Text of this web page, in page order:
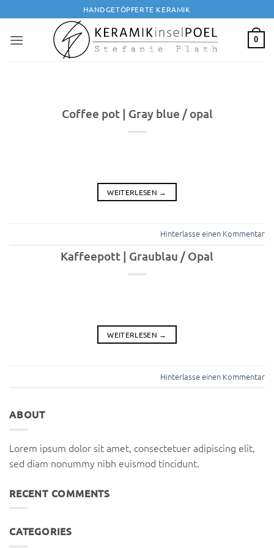
Inhalt
springen
HANDGETÖPFERTE KERAMIK
0
Coffee pot | Gray blue / opal
WEITERLESEN →
Hinterlasse einen Kommentar
Kaffeepott | Graublau / Opal
WEITERLESEN →
Hinterlasse einen Kommentar
ABOUT
Lorem ipsum dolor sit amet, consectetuer adipiscing elit,
sed diam nonummy nibh euismod tincidunt.
RECENT COMMENTS
CATEGORIES